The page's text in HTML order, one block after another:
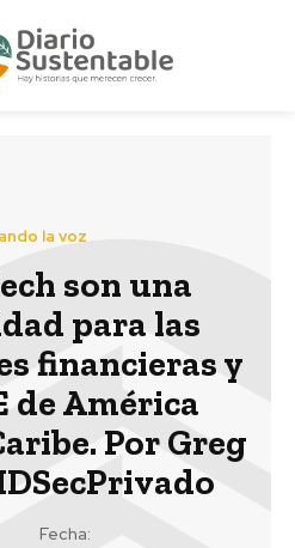
la voz
son una
para las
financieras y
de América
Por Greg
Fecha: